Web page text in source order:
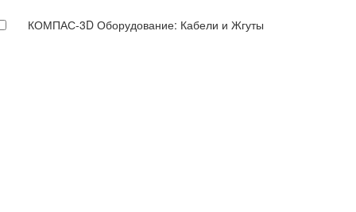
КОМПАС-3D Оборудование: Кабели и Жгуты